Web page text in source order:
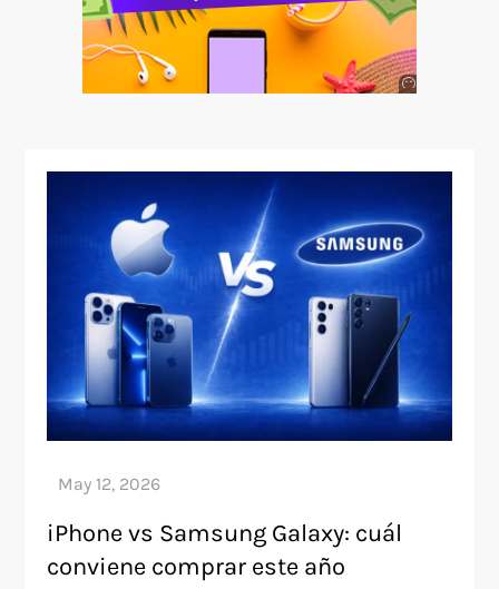
iPhone vs Samsung Galaxy: cuál
conviene comprar este año